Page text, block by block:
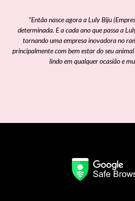
“Então nasce agora a Luly Biju
determinada. E a cada ano que passa a
tornando uma empresa inovadora no
principalmente com bem estar do seu
lindo em qualquer ocasião e